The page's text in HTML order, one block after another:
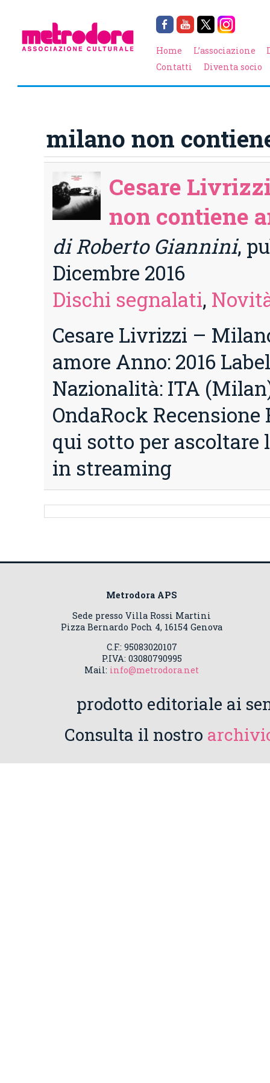
Home L’associazione
Contatti
Diventa socio
milano non
Cesare
non contiene
di Roberto Giannini,
Dicembre 2016
Dischi segnalati,
Cesare Livrizzi –
amore Anno: 2016
Nazionalità: ITA
OndaRock
qui sotto per ascoltare
in streaming
Metrodora APS
Sede presso Villa Rossi Martini
Pizza Bernardo Poch 4, 16154 Genova
C.F.: 95083020107
P.IVA: 03080790995
Mail: info@metrodora.net
prodotto editoriale ai
Consulta il nostro